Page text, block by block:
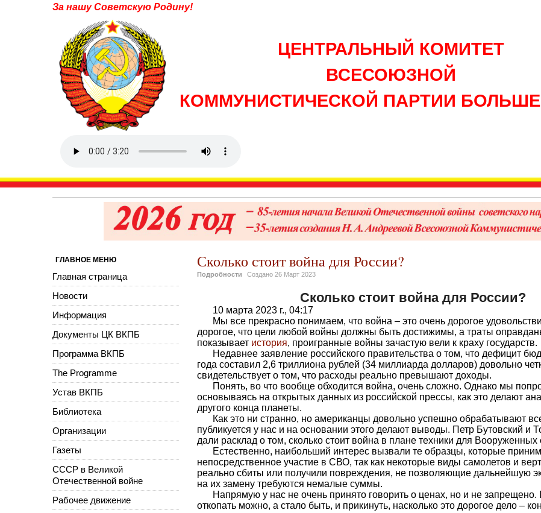
За нашу Советскую Родину!
ЦЕНТРАЛЬНЫЙ КОМИТЕТ
ВСЕСОЮЗНОЙ
КОММУНИСТИЧЕСКОЙ ПАРТИИ
Сколько стоит война для России?
Подробности Создано 26 Март 2023
Сколько стоит война для России?
10 марта 2023 г., 04:17
Мы все прекрасно понимаем, что война – это очень дорогое
дорогое, что цели любой войны должны быть достижимы, а траты
показывает история, проигранные войны зачастую вели к краху государств.
Недавнее заявление российского правительства о том, что дефицит
года составил 2,6 триллиона рублей (34 миллиарда долларов) довольно
свидетельствует о том, что расходы реально превышают доходы.
Понять, во что вообще обходится война, очень сложно. Однако мы
основываясь на открытых данных из российской прессы, как это делают
другого конца планеты.
Как это ни странно, но американцы довольно успешно обрабатывают
публикуется у нас и на основании этого делают выводы. Петр Бутовский и
дали расклад о том, сколько стоит война в плане техники для Вооруженных
Естественно, наибольший интерес вызвали те образцы, которые
непосредственное участие в СВО, так как некоторые виды самолетов и
реально сбиты или получили повреждения, не позволяющие дальнейшую
на их замену требуются немалые суммы.
Напрямую у нас не очень принято говорить о ценах, но и не
откопать можно, а стало быть, и прикинуть, насколько это дорогое дело –
ГЛАВНОЕ МЕНЮ
Главная страница
Новости
Информация
Документы ЦК ВКПБ
Программа ВКПБ
The Programme
Устав ВКПБ
Библиотека
Организации
Газеты
СССР в Великой
Отечественной войне
Рабочее движение